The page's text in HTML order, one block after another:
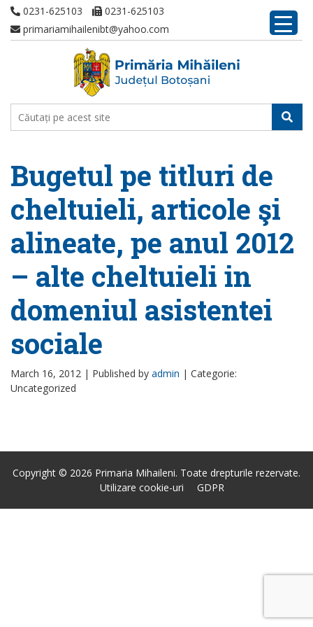
0231-625103
0231-625103
primariamihailenibt@yahoo.com
Bugetul pe titluri de
cheltuieli, articole şi
alineate, pe anul 2012
– alte cheltuieli in
domeniul asistentei
sociale
March 16, 2012 | Published by admin | Categorie:
Uncategorized
Copyright © 2026 Primaria Mihaileni. Toate drepturile rezervate.
Utilizare cookie-uri
GDPR